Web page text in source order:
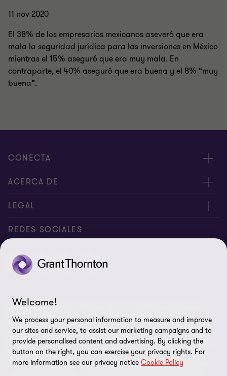
11 nov 2020
El 38% de los empresarios mexicanos aseveró que era
mala la seguridad jurídica para las inversiones en México
mientras el 15% aseguró que era muy mala. En
contraparte, el 40% aseguró que era buena y el 8% “muy
buena”.
CONECTA
Nuestros expertos
Alertas
Reporte de Tiempo
Reporte de Tiempo Administración
ACERCA DE
Nosotros
Empleos
Perspectivas
LEGAL
Aviso legal
Contacto
REDES SOCIALES
© Salles Sainz Grant Thornton S.C., es una firma miembro de
Grant Thornton International Ltd (GTIL). GTIL y sus firmas
miembro no forman una sociedad internacional, los servicios son
prestados por las firmas miembro. GTIL y sus firmas miembro no
se representan ni obligan entre si y no son responsables de los
actos u omisiones de las demás. Grant Thornton es una de las
Welcome!
We process your personal information to measure and improve
our sites and service, to assist our marketing campaigns and to
provide personalised content and advertising. By clicking the
button on the right, you can exercise your privacy rights. For
more information see our privacy notice Cookie Policy